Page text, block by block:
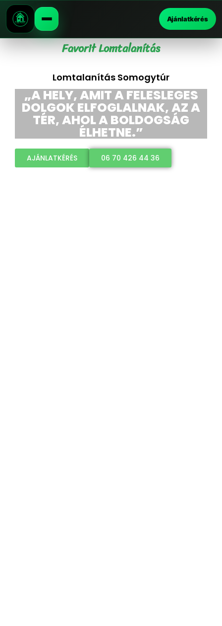
Ajánlatkérés
Favorit Lomtalanítás
Lomtalanítás Somogytúr
„A HELY, AMIT A FELESLEGES
DOLGOK ELFOGLALNAK, AZ A
TÉR, AHOL A BOLDOGSÁG
ÉLHETNE.”
AJÁNLATKÉRÉS 06 70 426 44 36